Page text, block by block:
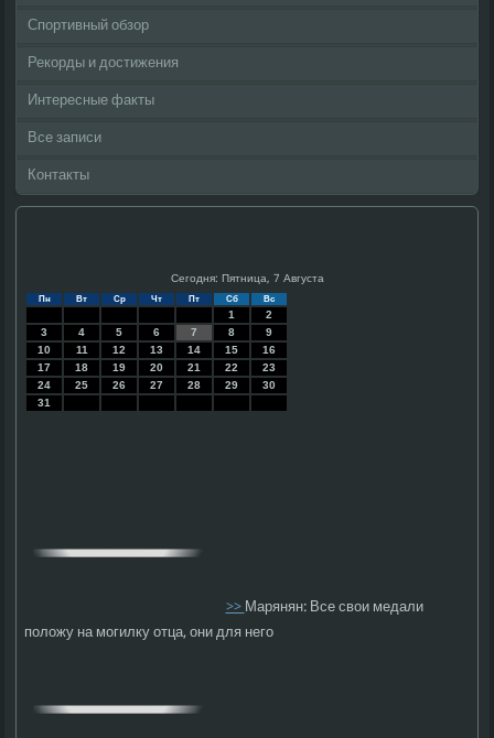
Спортивный обзор
Рекорды и достижения
Интересные факты
Все записи
Контакты
Сегодня: Пятница, 7 Августа
Пн Вт Ср Чт Пт Сб Вс
1
2
3
4 5 6 7 8
9
10
11 12 13 14 15
16
17
18 19 20 21 22
23
24
25 26 27 28 29
30
31
>>Марянян: Все свои медали
положу на могилку отца, они для него